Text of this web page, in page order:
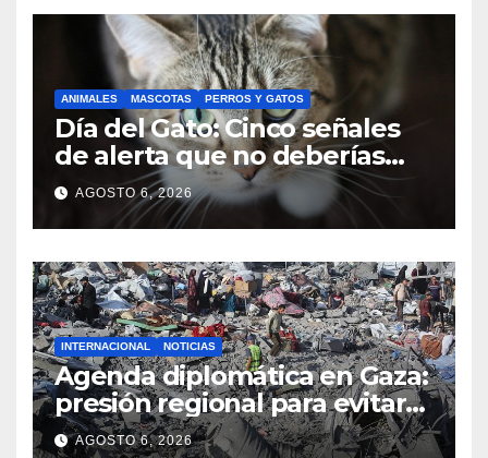
ANIMALES MASCOTAS PERROS Y GATOS
Día del Gato: Cinco señales
de alerta que no deberías
ignorar sobre su bienestar
AGOSTO 6, 2026
INTERNACIONAL NOTICIAS
Agenda diplomática en Gaza:
presión regional para evitar
el colapso del acuerdo de
AGOSTO 6, 2026